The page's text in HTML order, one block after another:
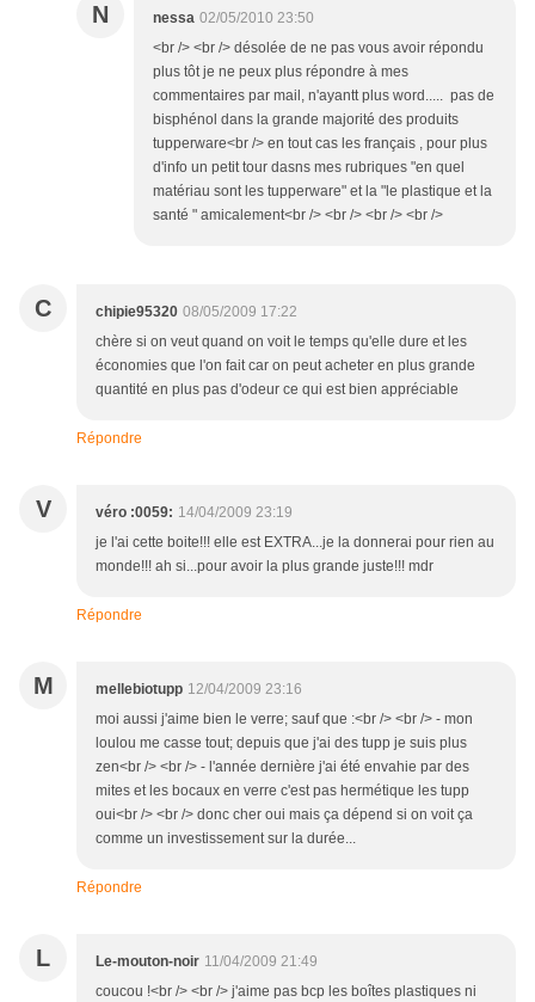
N nessa 02/05/2010 23:50
<br /> <br /> désolée de ne pas vous avoir répondu
plus tôt je ne peux plus répondre à mes
commentaires par mail, n'ayantt plus word..... pas de
bisphénol dans la grande majorité des produits
tupperware<br /> en tout cas les français , pour plus
d'info un petit tour dasns mes rubriques "en quel
matériau sont les tupperware" et la "le plastique et la
santé " amicalement<br /> <br /> <br /> <br />
C chipie95320 08/05/2009 17:22
chère si on veut quand on voit le temps qu'elle dure et les
économies que l'on fait car on peut acheter en plus grande
quantité en plus pas d'odeur ce qui est bien appréciable
Répondre
V véro :0059: 14/04/2009 23:19
je l'ai cette boite!!! elle est EXTRA...je la donnerai pour rien au
monde!!! ah si...pour avoir la plus grande juste!!! mdr
Répondre
M mellebiotupp 12/04/2009 23:16
moi aussi j'aime bien le verre; sauf que :<br /> <br /> - mon
loulou me casse tout; depuis que j'ai des tupp je suis plus
zen<br /> <br /> - l'année dernière j'ai été envahie par des
mites et les bocaux en verre c'est pas hermétique les tupp
oui<br /> <br /> donc cher oui mais ça dépend si on voit ça
comme un investissement sur la durée...
Répondre
L Le-mouton-noir 11/04/2009 21:49
coucou !<br /> <br /> j'aime pas bcp les boîtes plastiques ni